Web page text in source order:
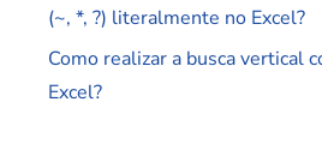
(~, *, ?) literalmente no Excel?
Como realizar a busca vertical
Excel?